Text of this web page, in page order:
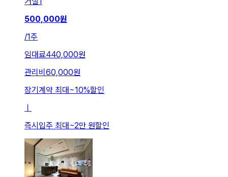
500,000원
/1주
임대료440,000원
관리비 60,000원
장기계약 최대~10%할인
ㅣ
즉시입주 최대~2만 원할인